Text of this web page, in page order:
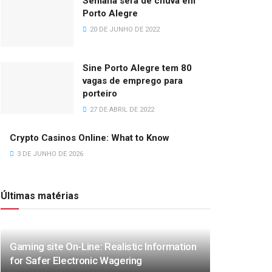
Porto Alegre
20 DE JUNHO DE 2022
Sine Porto Alegre tem 80
vagas de emprego para
porteiro
27 DE ABRIL DE 2022
Crypto Casinos Online: What to Know
3 DE JUNHO DE 2026
Últimas matérias
Gaming site On-Line: Realistic Information
for Safer Electronic Wagering